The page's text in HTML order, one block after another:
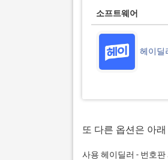
소프트웨어
헤이딜
또 다른 옵션은 아
사용 헤이딜러 - 번호